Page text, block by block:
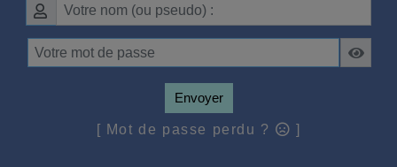
Envoyer
[ Mot de passe perdu ? ]